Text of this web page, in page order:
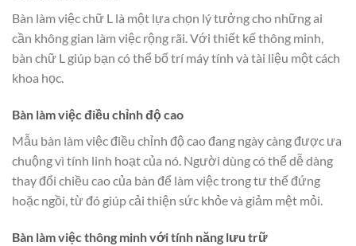
Bàn làm việc chữ L là một lựa chọn lý tưởng cho những ai
cần không gian làm việc rộng rãi. Với thiết kế thông minh,
bàn chữ L giúp bạn có thể bố trí máy tính và tài liệu một cách
khoa học.
Bàn làm việc điều chỉnh độ cao
Mẫu bàn làm việc điều chỉnh độ cao đang ngày càng được ưa
chuộng vì tính linh hoạt của nó. Người dùng có thể dễ dàng
thay đổi chiều cao của bàn để làm việc trong tư thế đứng
hoặc ngồi, từ đó giúp cải thiện sức khỏe và giảm mệt mỏi.
Bàn làm việc thông minh với tính năng lưu trữ